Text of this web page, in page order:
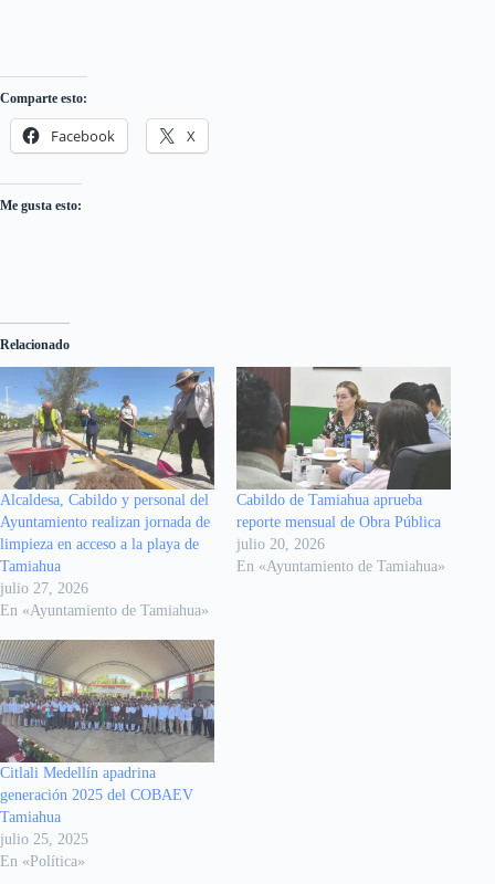
Comparte esto:
Facebook X
Me gusta esto:
Relacionado
Alcaldesa, Cabildo y personal del
Ayuntamiento realizan jornada de
limpieza en acceso a la playa de
Tamiahua
julio 27, 2026
En «Ayuntamiento de Tamiahua»
Cabildo de Tamiahua aprueba
reporte mensual de Obra Pública
julio 20, 2026
En «Ayuntamiento de Tamiahua»
Citlali Medellín apadrina
generación 2025 del COBAEV
Tamiahua
julio 25, 2025
En «Política»